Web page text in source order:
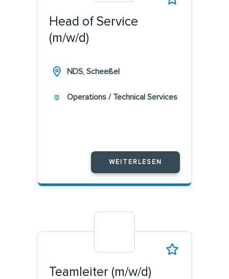
Head of Service
(m/w/d)
NDS, Scheeßel
Operations / Technical Services
WEITERLESEN
Teamleiter (m/w/d)